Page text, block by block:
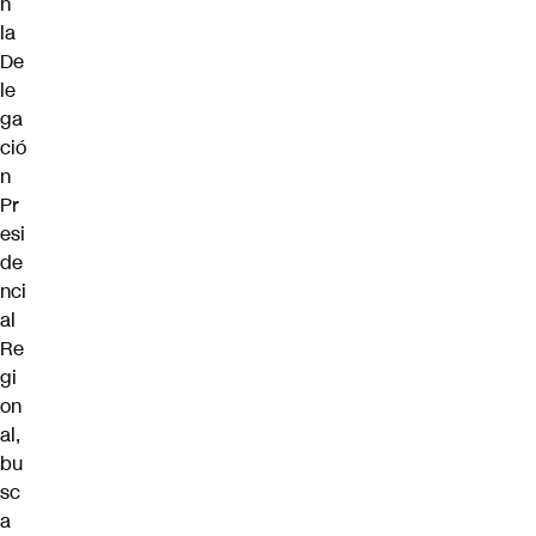
la
De
le
ga
ció
n
Pr
esi
de
nci
al
Re
gi
on
al,
bu
sc
a